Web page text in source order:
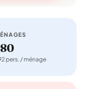
pers. / ménage